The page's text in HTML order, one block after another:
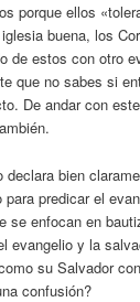
porque ellos
buena, los
de estos con otro
que no sabes si
De andar con
declara bien
predicar el
se enfocan en
evangelio y la
su Salvador
confusión?